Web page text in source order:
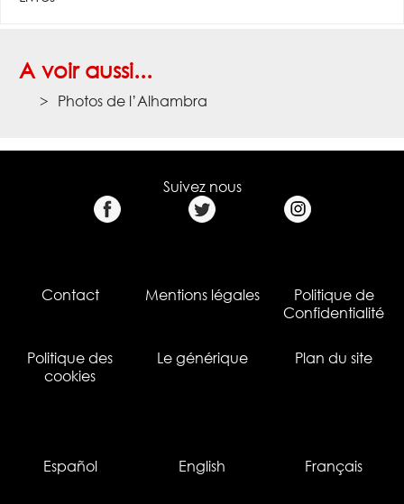
A voir aussi...
Photos de l’Alhambra
Suivez nous
Contact Mentions légales
Politique de
Confidentialité
Politique des
cookies
Le générique Plan du site
Español English Français